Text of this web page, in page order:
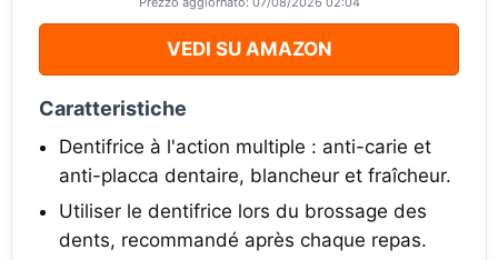
VEDI SU AMAZON
Caratteristiche
Dentifrice à l'action multiple : anti-carie et
anti-placca dentaire, blancheur et fraîcheur.
Utiliser le dentifrice lors du brossage des
dents, recommandé après chaque repas.